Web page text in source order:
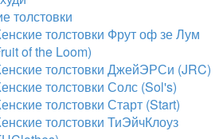
толстовки
толстовки Фрут оф зе Лум
of the Loom)
толстовки ДжейЭРСи (JRC)
толстовки Солс (Sol's)
толстовки Старт (Start)
толстовки ТиЭйчКлоуз